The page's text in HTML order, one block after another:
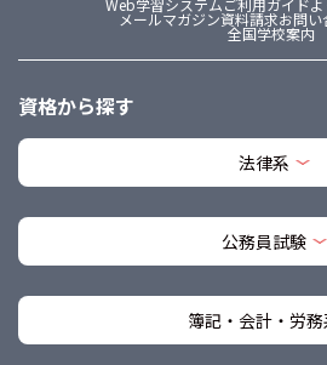
Web学習システムご利用ガイド
メールマガジン資料請求お問い
全国学校案内
資格から探す
法律系
公務員試験
簿記・会計・労務